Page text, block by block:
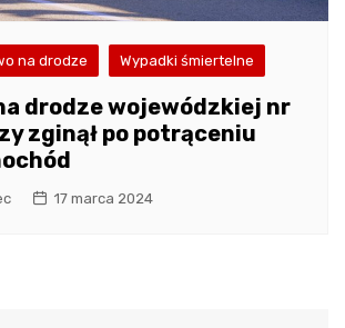
na drodze Wypadki śmiertelne
drodze wojewódzkiej nr
zginął po potrąceniu
17 marca 2024